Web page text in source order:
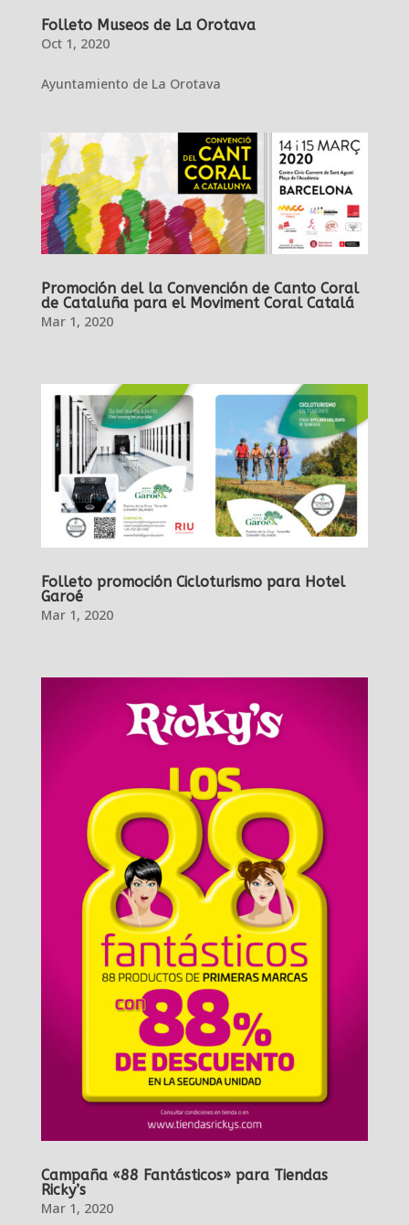
Folleto Museos de La Orotava
Oct 1, 2020
Ayuntamiento de La Orotava
Promoción del la Convención de Canto Coral
de Cataluña para el Moviment Coral Catalá
Mar 1, 2020
Folleto promoción Cicloturismo para Hotel
Garoé
Mar 1, 2020
Campaña «88 Fantásticos» para Tiendas
Ricky’s
Mar 1, 2020